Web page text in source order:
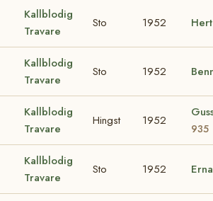
Kallblodig
Travare
Sto 1952
Kallblodig
Travare
Sto 1952
Kallblodig
Travare
Hingst 1952
935
Kallblodig
Travare
Sto 1952